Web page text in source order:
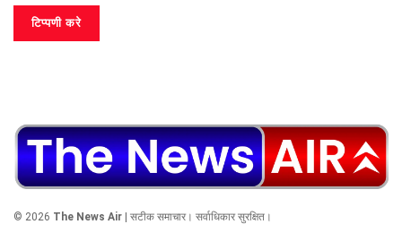
© 2026 The News Air | सटीक समाचार। सर्वाधिकार सुरक्षित।